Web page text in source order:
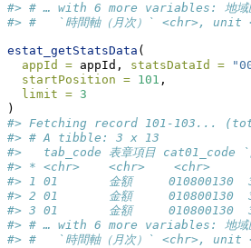
#> # … with 6 more variables: 地域
#> #   `時間軸（月次）` <chr>,
estat_getStatsData (
appId = appId, statsDataId =
startPosition = 101 ,
limit = 3
)
#> Fetching record 101-103...
#> # A tibble: 3 x 13
#>   tab_code 表章項目 cat01_code `
#> * <chr>    <chr>    <chr>
#> 1 01       金額     010800130
#> 2 01       金額     010800130
#> 3 01       金額     010800130
#> # … with 6 more variables: 地域
#> #   `時間軸（月次）` <chr>,